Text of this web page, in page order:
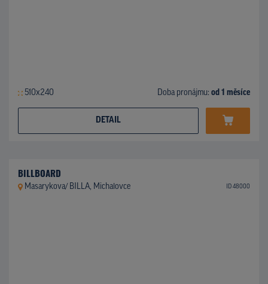
510x240 Doba pronájmu: od 1 měsíce
DETAIL
BILLBOARD
Masarykova/ BILLA, Michalovce ID 48000